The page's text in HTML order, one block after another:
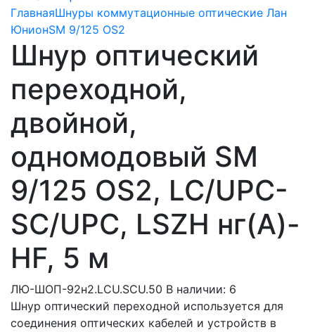
ГлавнаяШнуры коммутационные оптические Лан
ЮнионSM 9/125 OS2
Шнур оптический
переходной,
двойной,
одномодовый SM
9/125 OS2, LC/UPC-
SC/UPC, LSZH нг(A)-
HF, 5 м
ЛЮ-ШОП-92н2.LCU.SCU.50 В наличии: 6
Шнур оптический переходной используется для
соединения оптических кабелей и устройств в